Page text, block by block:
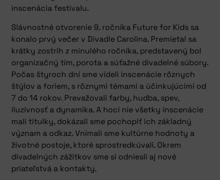
inscenácia festivalu.
Slávnostné otvorenie 9. ročníka Future for Kids sa
konalo prvý večer v Divadle Carolina. Premietal sa
krátky zostrih z minulého ročníka, predstavený bol
organizačný tím, porota a súťažné divadelné súbory.
Počas štyroch dní sme videli inscenácie rôznych
štýlov a foriem, s rôznymi témami a účinkujúcimi od
7 do 14 rokov. Prevažovali farby, hudba, spev,
iluzívnosť a dynamika. A hoci nie všetky inscenácie
mali titulky, dokázali sme pochopiť ich základný
význam a odkaz. Vnímali sme kultúrne hodnoty a
životné postoje, ktoré sprostredkúvali. Okrem
divadelných zážitkov sme si odniesli aj nové
priateľstvá a kontakty.